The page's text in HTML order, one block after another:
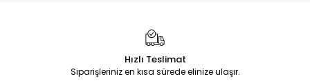
Hızlı Teslimat
Siparişleriniz en kısa sürede elinize ulaşır.